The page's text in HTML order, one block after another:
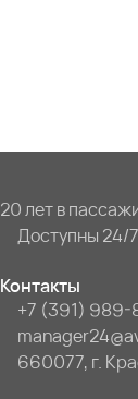
20 лет в
Доступны 24/7
Контакты
+7 (391) 989-
660077, г.